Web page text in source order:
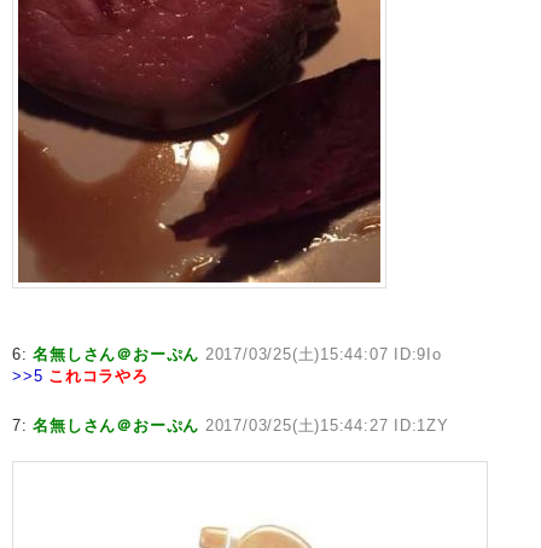
6:名無しさん＠おーぷん 2017/03/25(土)15:44:07 ID:9Io
>>5 これコラやろ
7:名無しさん＠おーぷん 2017/03/25(土)15:44:27 ID:1ZY